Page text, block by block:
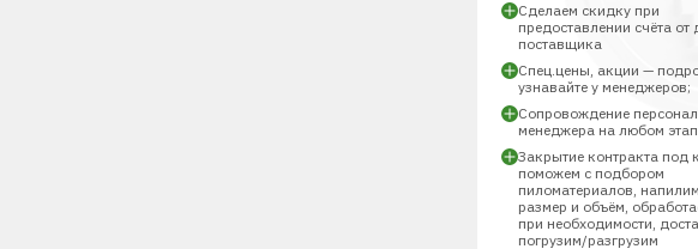
Сделаем скидку при
предоставлении счёта от
поставщика
Спец.цены, акции —
узнавайте у менеджеров;
Сопровождение
менеджера на любом
Закрытие контракта под
поможем с подбором
пиломатериалов,
размер и объём,
при необходимости,
погрузим/разгрузим